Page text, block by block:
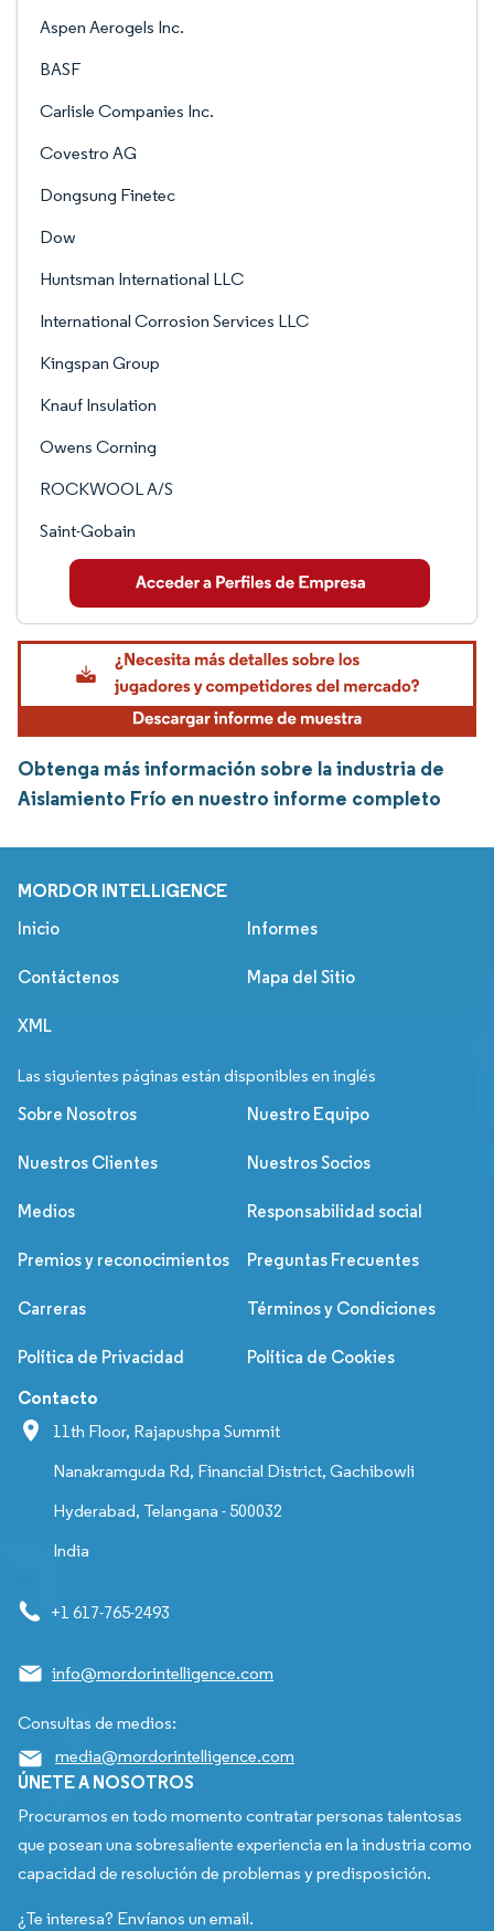
Aspen Aerogels Inc.
BASF
Carlisle Companies Inc.
Covestro AG
Dongsung Finetec
Dow
Huntsman International LLC
International Corrosion Services LLC
Kingspan Group
Knauf Insulation
Owens Corning
ROCKWOOL A/S
Saint-Gobain
Obtenga más información sobre la industria de
Aislamiento Frío en nuestro informe completo
MORDOR INTELLIGENCE
Inicio Informes
Contáctenos Mapa del Sitio
XML
Las siguientes páginas están disponibles en inglés
Sobre Nosotros Nuestro Equipo
Nuestros Clientes Nuestros Socios
Medios Responsabilidad social
Premios y reconocimientos Preguntas Frecuentes
Carreras Términos y Condiciones
Política de Privacidad Política de Cookies
Contacto
11th Floor, Rajapushpa Summit
Nanakramguda Rd, Financial District, Gachibowli
Hyderabad, Telangana - 500032
India
+1 617-765-2493
info@mordorintelligence.com
Consultas de medios:
media@mordorintelligence.com
ÚNETE A NOSOTROS
Procuramos en todo momento contratar personas talentosas
que posean una sobresaliente experiencia en la industria como
capacidad de resolución de problemas y predisposición.
¿Te interesa? Envíanos un email.